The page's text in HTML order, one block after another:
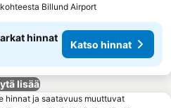
Billund Airport
hinnat
Katso hinnat
lisää
hinnat ja saatavuus muuttuvat